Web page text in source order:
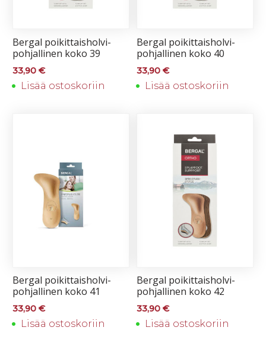
Ber­gal poi­kit­tais­hol­vi­
poh­jal­li­nen ko­ko 39
33,90€
Lisää ostoskoriin
Ber­gal poi­kit­tais­hol­vi­
poh­jal­li­nen ko­ko 40
33,90€
Lisää ostoskoriin
Ber­gal poi­kit­tais­hol­vi­
poh­jal­li­nen ko­ko 41
33,90€
Lisää ostoskoriin
Ber­gal poi­kit­tais­hol­vi­
poh­jal­li­nen ko­ko 42
33,90€
Lisää ostoskoriin